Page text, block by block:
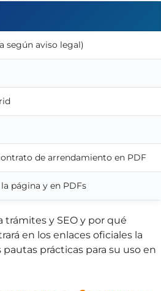
según aviso legal)
de arrendamiento en PDF
página y en PDFs
y SEO y por qué
en los enlaces oficiales la
prácticas para su uso en